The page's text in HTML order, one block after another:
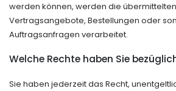
werden können, werden die
Vertragsangebote, Bestellungen oder
Auftragsanfragen verarbeitet.
Welche Rechte haben Sie
Sie haben jederzeit das Recht,